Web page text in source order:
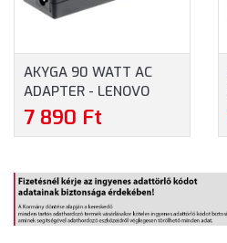
AKYGA 90 WATT AC
ADAPTER - LENOVO
NOTEBOOK TÖLTŐ 20V
4.5A "SLIM TIP" (AK-ND-
7 890 Ft